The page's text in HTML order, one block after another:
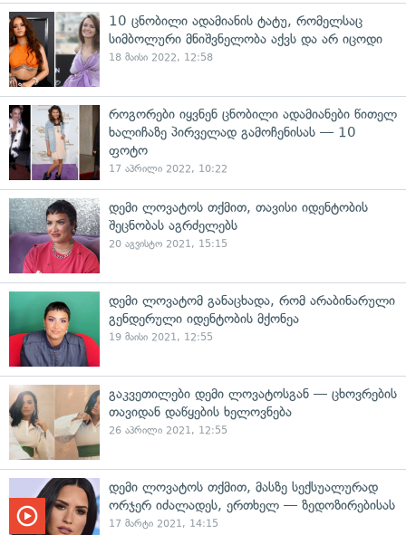
10 ცნობილი ადამიანის ტატუ, რომელსაც
სიმბოლური მნიშვნელობა აქვს და არ იცოდი
18 მაისი 2022, 12:58
როგორები იყვნენ ცნობილი ადამიანები წითელ
ხალიჩაზე პირველად გამოჩენისას — 10
ფოტო
17 აპრილი 2022, 10:22
დემი ლოვატოს თქმით, თავისი იდენტობის
შეცნობას აგრძელებს
20 აგვისტო 2021, 15:15
დემი ლოვატომ განაცხადა, რომ არაბინარული
გენდერული იდენტობის მქონეა
19 მაისი 2021, 12:55
გაკვეთილები დემი ლოვატოსგან — ცხოვრების
თავიდან დაწყების ხელოვნება
26 აპრილი 2021, 12:55
დემი ლოვატოს თქმით, მასზე სექსუალურად
ორჯერ იძალადეს, ერთხელ — ზედოზირებისას
17 მარტი 2021, 14:15